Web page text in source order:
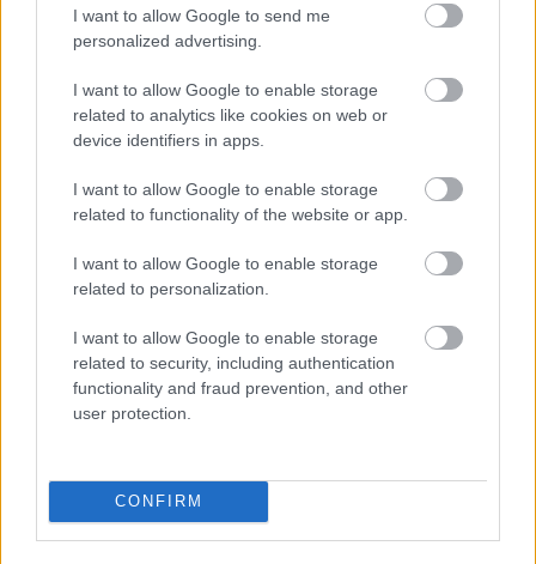
I want to allow Google to send me
personalized advertising.
I want to allow Google to enable storage
related to analytics like cookies on web or
device identifiers in apps.
I want to allow Google to enable storage
related to functionality of the website or app.
I want to allow Google to enable storage
related to personalization.
I want to allow Google to enable storage
related to security, including authentication
functionality and fraud prevention, and other
user protection.
CONFIRM
Dacă nu te speli pe față, dar folosești produse de
îngrijire foarte scumpe cum ar fi serumuri, creme
hidratante, acestea nu vor mai pătrunde la fel de
ușor cum pătrund în pielea curată. Aceste produse
vor rămâne undeva deasupra machiajului, nu vor fi
absorbite în totalitate, iar în cazul în care crema
hidratantă folosită nu intră în piele, tenul va fi
Ar trebui să folosești săpun de fiecare dată când te
speli pe față?